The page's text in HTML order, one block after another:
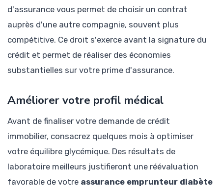
d'assurance vous permet de choisir un contrat
auprès d'une autre compagnie, souvent plus
compétitive. Ce droit s'exerce avant la signature du
crédit et permet de réaliser des économies
substantielles sur votre prime d'assurance.
Améliorer votre profil médical
Avant de finaliser votre demande de crédit
immobilier, consacrez quelques mois à optimiser
votre équilibre glycémique. Des résultats de
laboratoire meilleurs justifieront une réévaluation
favorable de votre assurance emprunteur diabète